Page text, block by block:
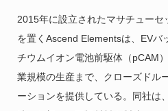
2015年に設立されたマサチュー
を置くAscend Elementsは、EVバ
チウムイオン電池前駆体（pCAM
業規模の生産まで、クローズドル
ーションを提供している。同社は